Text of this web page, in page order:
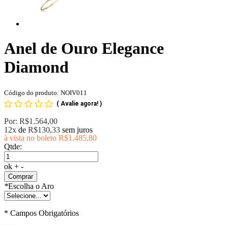
Anel de Ouro Elegance
Diamond
Código do produto: NOIV011
( Avalie agora! )
Por: R$1.564,00
12x de R$130,33 sem juros
à vista no boleto R$1.485,80
Qtde:
ok + -
Comprar
*Escolha o Aro
* Campos Obrigatórios